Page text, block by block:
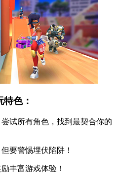
色：
试所有角色，找到最契合你的
要警惕埋伏陷阱！
丰富游戏体验！